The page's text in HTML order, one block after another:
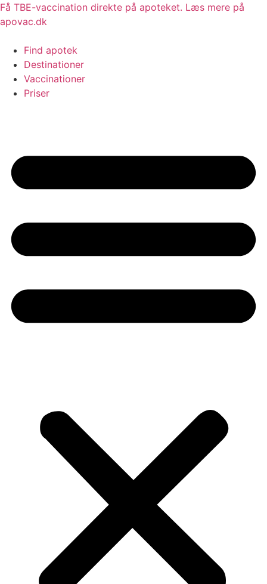
Videre
til
Få TBE-vaccination direkte på apoteket. Læs mere på
apovac.dk
Find apotek
Destinationer
Vaccinationer
Priser